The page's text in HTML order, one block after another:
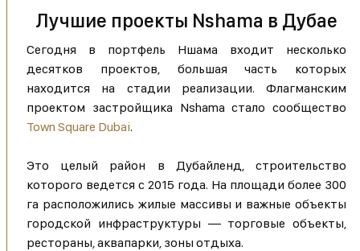
Лучшие проекты Nshama в Дубае
Сегодня в портфель Ншама входит несколько
десятков проектов, большая часть которых
находится на стадии реализации. Флагманским
проектом застройщика Nshama стало сообщество
Town Square Dubai.
Это целый район в Дубайленд, строительство
которого ведется с 2015 года. На площади более 300
га расположились жилые массивы и важные объекты
городской инфраструктуры — торговые объекты,
рестораны, аквапарки, зоны отдыха.